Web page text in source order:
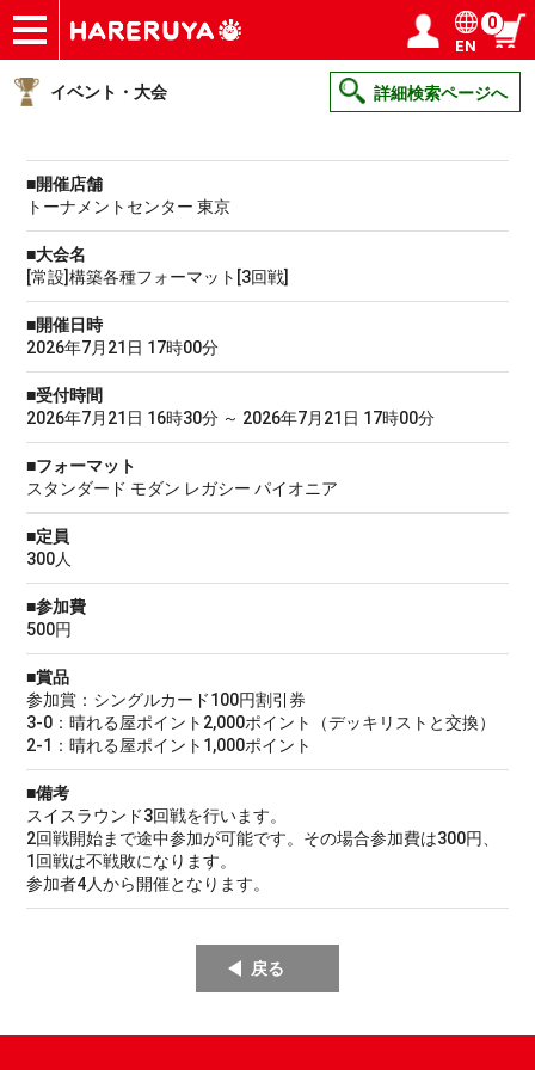
ショップ
買取
記事
デッキ検索
デッキ構築
選手一覧
店舗一覧
イベント
ヘルプ
お問い合わせ ログイン／会員登録
EN
0
イベント・大会 詳細検索ページへ
■開催店舗
トーナメントセンター 東京
■大会名
[常設]構築各種フォーマット[3回戦]
■開催日時
2026年7月21日 17時00分
■受付時間
2026年7月21日 16時30分 ～ 2026年7月21日 17時00分
■フォーマット
スタンダード モダン レガシー パイオニア
■定員
300人
■参加費
500円
■賞品
参加賞：シングルカード100円割引券
3-0：晴れる屋ポイント2,000ポイント（デッキリストと交換）
2-1：晴れる屋ポイント1,000ポイント
■備考
スイスラウンド3回戦を行います。
2回戦開始まで途中参加が可能です。その場合参加費は300円、
1回戦は不戦敗になります。
参加者4人から開催となります。
戻る